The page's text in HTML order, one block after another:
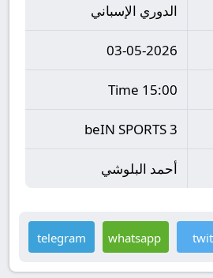
الدوري الإسباني
03-05-2026
15:00 Time
beIN SPORTS 3
أحمد البلوشي
whatsapp
telegram